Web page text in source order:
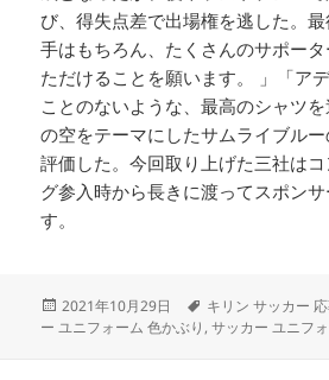
び、得失点差で出場権を逃した。
手はもちろん、たくさんのサポー
ただけることを願います。 」「ア
ことのないような、最高のシャツ
の空をテーマにしたサムライブル
評価した。今回取り上げた三社は
グ参入時から長きに渡ってスポン
す。
投
稿
2021年10月29日
タ
グ
キリン サッカー
ー ユニフォーム 色かぶり ,サッカー ユニフ